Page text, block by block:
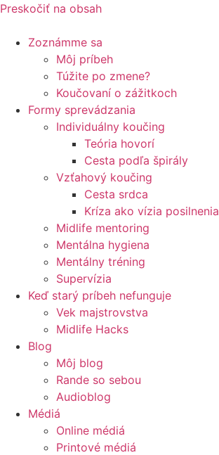
Preskočiť na obsah
Zoznámme sa
Môj príbeh
Túžite po zmene?
Koučovaní o zážitkoch
Formy sprevádzania
Individuálny koučing
Teória hovorí
Cesta podľa špirály
Vzťahový koučing
Cesta srdca
Kríza ako vízia posilnenia
Midlife mentoring
Mentálna hygiena
Mentálny tréning
Supervízia
Keď starý príbeh nefunguje
Vek majstrovstva
Midlife Hacks
Blog
Môj blog
Rande so sebou
Audioblog
Médiá
Online médiá
Printové médiá